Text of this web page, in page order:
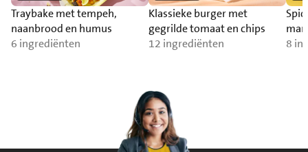
Traybake met tempeh,
naanbrood en humus
6 ingrediënten
Klassieke burger met
gegrilde tomaat en chips
12 ingrediënten
8